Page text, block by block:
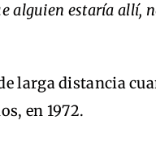
alguien estaría allí,
larga distancia
en 1972.